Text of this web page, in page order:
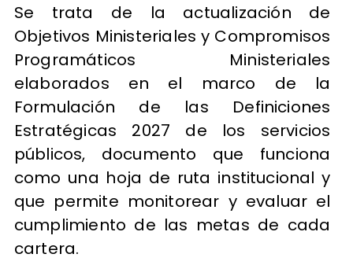
Se trata de la actualización de
Objetivos Ministeriales y Compromisos
Programáticos Ministeriales
elaborados en el marco de la
Formulación de las Definiciones
Estratégicas 2027 de los servicios
públicos, documento que funciona
como una hoja de ruta institucional y
que permite monitorear y evaluar el
cumplimiento de las metas de cada
cartera.